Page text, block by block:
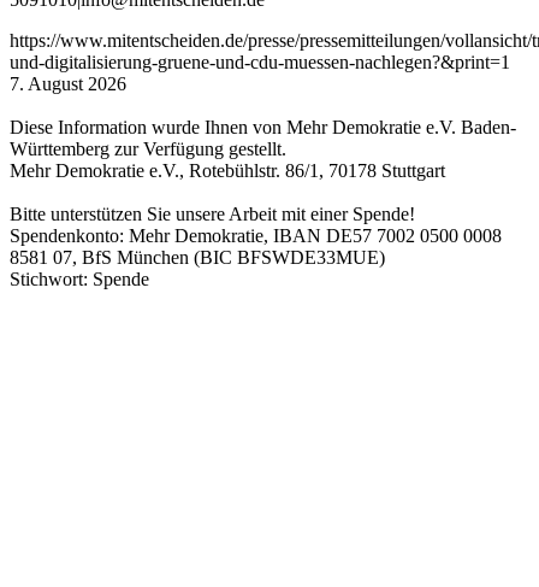
https://www.mitentscheiden.de/presse/pressemitteilungen/vollansicht/
und-digitalisierung-gruene-und-cdu-muessen-nachlegen?&print=1
7. August 2026
Diese Information wurde Ihnen von Mehr Demokratie e.V. Baden-
Württemberg zur Verfügung gestellt.
Mehr Demokratie e.V., Rotebühlstr. 86/1, 70178 Stuttgart
Bitte unterstützen Sie unsere Arbeit mit einer Spende!
Spendenkonto: Mehr Demokratie, IBAN DE57 7002 0500 0008
8581 07, BfS München (BIC BFSWDE33MUE)
Stichwort: Spende